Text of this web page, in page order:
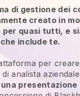
di gestione dei
creato in
quasi tutti, e
che include te.
per
analista aziendale
presentazione